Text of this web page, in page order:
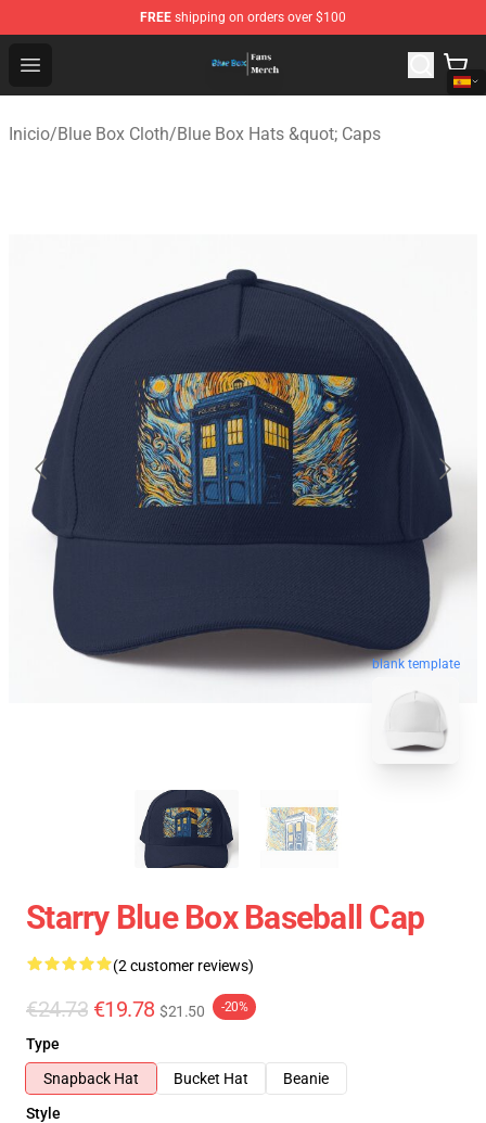
FREE shipping on orders over $100
Open menu
Blue Box Store - Official Blue Box Merchandise Shop
Inicio/Blue Box Cloth/Blue Box Hats &quot; Caps
blank template
Starry Blue Box Baseball Cap
(2 customer reviews)
€24.73 €19.78 $21.50 -20%
Type
Snapback Hat
Bucket Hat
Beanie
Style